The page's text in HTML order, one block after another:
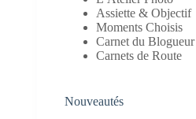
Assiette & Objectif
Moments Choisis
Carnet du Blogueur
Carnets de Route
Nouveautés